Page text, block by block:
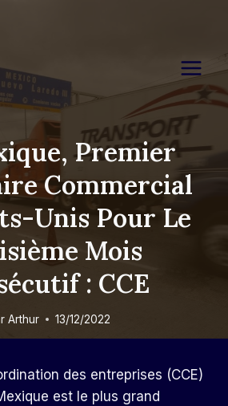
Premier
Commercial
Unis Pour Le
Mois
: CCE
Arthur 13/12/2022
des entreprises (CCE)
est le plus grand